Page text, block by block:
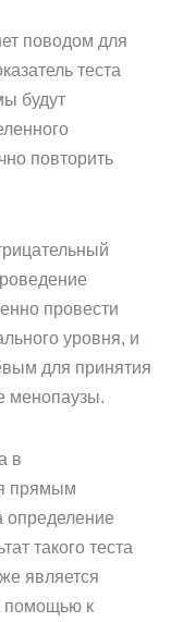
поводом для
теста
будут
повторить
провести
уровня, и
для принятия
менопаузы.
в
прямым
определение
такого теста
является
помощью к